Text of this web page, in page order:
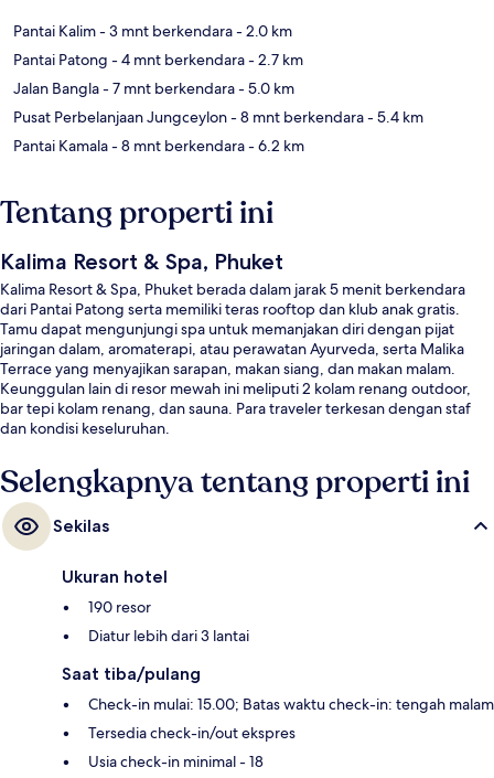
Pantai Kalim- 3 mnt berkendara- 2.0 km
Pantai Patong - 4 mnt berkendara- 2.7 km
Jalan Bangla- 7 mnt berkendara- 5.0 km
Pusat Perbelanjaan Jungceylon- 8 mnt berkendara- 5.4 km
Pantai Kamala- 8 mnt berkendara- 6.2 km
Tentang properti ini
Kalima Resort & Spa, Phuket
Kalima Resort & Spa, Phuket berada dalam jarak 5 menit berkendara
dari Pantai Patong serta memiliki teras rooftop dan klub anak gratis.
Tamu dapat mengunjungi spa untuk memanjakan diri dengan pijat
jaringan dalam, aromaterapi, atau perawatan Ayurveda, serta Malika
Terrace yang menyajikan sarapan, makan siang, dan makan malam.
Keunggulan lain di resor mewah ini meliputi 2 kolam renang outdoor,
bar tepi kolam renang, dan sauna. Para traveler terkesan dengan staf
dan kondisi keseluruhan.
Selengkapnya tentang properti ini
Sekilas
Ukuran hotel
190 resor
Diatur lebih dari 3 lantai
Saat tiba/pulang
Check-in mulai: 15.00; Batas waktu check-in: tengah malam
Tersedia check-in/out ekspres
Usia check-in minimal - 18